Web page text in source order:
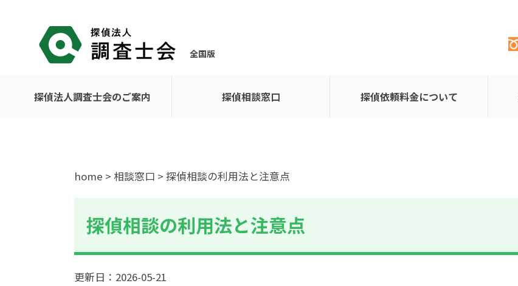
全国版
探偵法人調査士会のご案内 探偵相談窓口 探偵依頼料金について
home > 相談窓口 > 探偵相談の利用法と注意点
探偵相談の利用法と注意点
更新日：2026-05-21